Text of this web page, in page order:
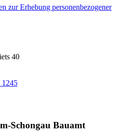
zur Erhebung personenbezogener
40
1245
Schongau Bauamt